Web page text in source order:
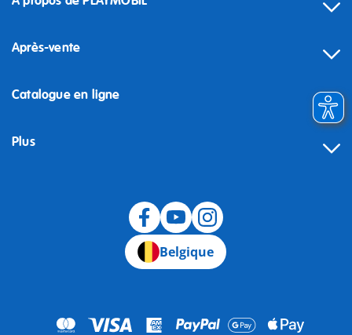
Après-vente
Catalogue en ligne
Plus
Belgique